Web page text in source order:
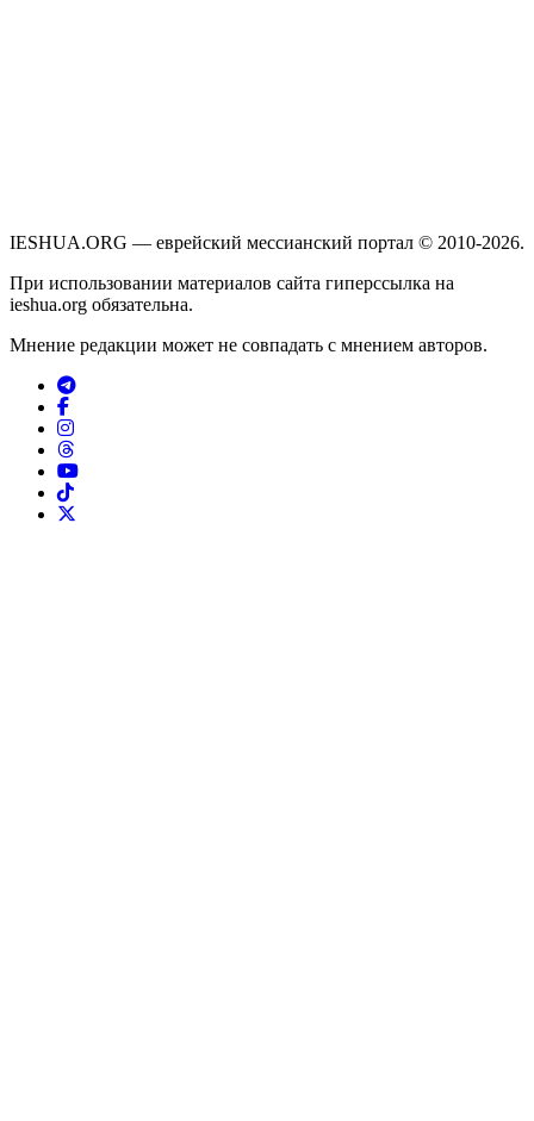
IESHUA.ORG — еврейский мессианский портал © 2010-2026.
При использовании материалов сайта гиперссылка на
ieshua.org обязательна.
Мнение редакции может не совпадать с мнением авторов.